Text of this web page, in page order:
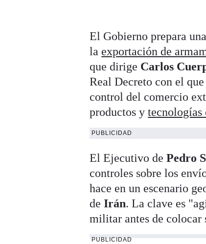
El Gobierno prepara
la exportación de
que dirige Carlos
Real Decreto con el
control del comercio
productos ytecnologías
PUBLICIDAD
El Ejecutivo dePedro
controles sobre los
hace en un escenario
deIrán. La clave es
militar antes de colocar
PUBLICIDAD